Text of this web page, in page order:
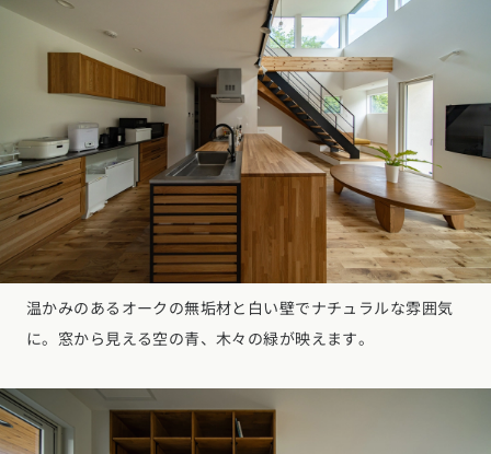
温かみのあるオークの無垢材と白い壁でナチュラルな雰囲気
に。窓から見える空の青、木々の緑が映えます。